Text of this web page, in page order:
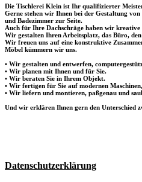
Die Tischlerei Klein ist Ihr qualifizierter
Gerne stehen wir Ihnen bei der Gestaltung
und Badezimmer zur Seite.
Auch für Ihre Dachschräge haben wir kreative
Wir gestalten Ihren Arbeitsplatz, das Büro,
Wir freuen uns auf eine konstruktive
Möbel kümmern wir uns.
• Wir gestalten und entwerfen,
• Wir planen mit Ihnen und für Sie.
• Wir beraten Sie in Ihrem Objekt.
• Wir fertigen für Sie auf modernen
• Wir liefern und montieren, paßgenau und
Und wir erklären Ihnen gern den Unterschied
Datenschutzerklärung